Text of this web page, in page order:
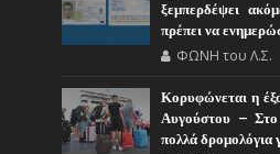
ξεμπερδέψει
πρέπει να
ΦΩΝΗ του Λ.Σ.
Κορυφώνεται η
Αυγούστου –
πολλά δρομολόγια